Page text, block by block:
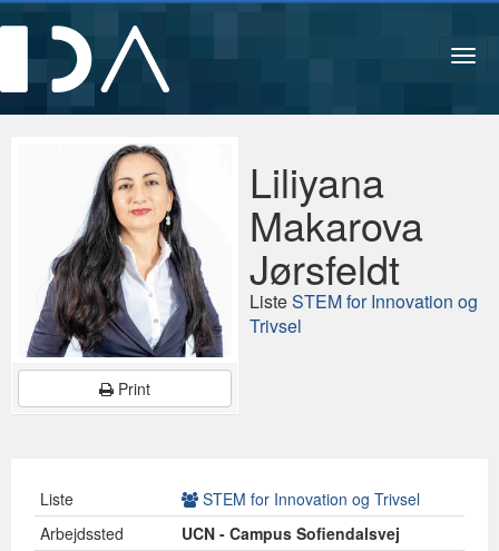
Print
Liliyana
Makarova
Jørsfeldt
ListeSTEM for Innovation og
Trivsel
Liste
STEM for Innovation og Trivsel
Arbejdssted
UCN - Campus Sofiendalsvej